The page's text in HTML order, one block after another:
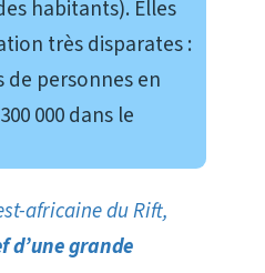
habitants). Elles
très disparates :
personnes en
000 dans le
africaine du Rift,
d’une grande